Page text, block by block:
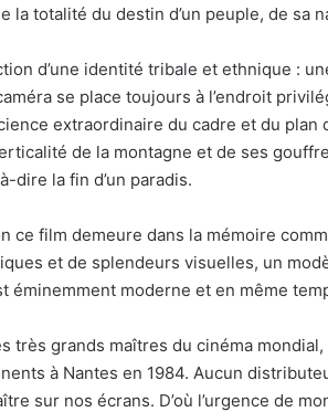
la totalité du destin d’un peuple, de sa
d’une identité tribale et ethnique :
se place toujours à l’endroit
extraordinaire du cadre et du plan
de la montagne et de ses
dire la fin d’un paradis.
ce film demeure dans la mémoire
et de splendeurs visuelles, un
éminemment moderne et en même
très grands maîtres du cinéma
à Nantes en 1984. Aucun
sur nos écrans. D’où l’urgence de